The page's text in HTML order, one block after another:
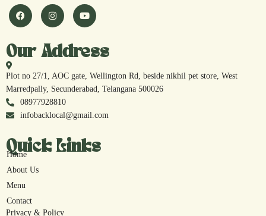
Our Address
Plot no 27/1, AOC gate, Wellington Rd, beside nikhil pet store, West
Marredpally, Secunderabad, Telangana 500026
08977928810
infobacklocal@gmail.com
Quick Links
Home
About Us
Menu
Contact
Privacy & Policy